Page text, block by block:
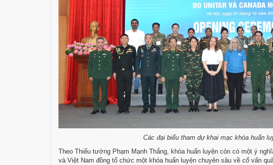
Các đại biểu tham dự khai mạc khóa huấn
Theo Thiếu tướng Phạm Mạnh Thắng, khóa huấn luyện còn có một ý
và Việt Nam đồng tổ chức một khóa huấn luyện chuyên sâu về cố vấn